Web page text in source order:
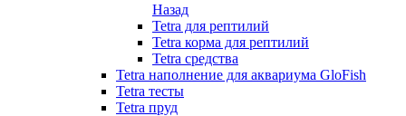
Назад
Tetra для рептилий
Tetra корма для рептилий
Tetra средства
Tetra наполнение для аквариума GloFish
Tetra тесты
Tetra пруд